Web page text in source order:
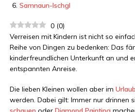
Samnaun-Ischgl
0 (0)
Verreisen mit Kindern ist nicht so
Reihe von Dingen zu bedenken: Das
kinderfreundlichen Unterkunft an und
entspannten Anreise.
Die lieben Kleinen wollen aber im Urlaub
werden. Dabei gilt: Immer nur drinnen